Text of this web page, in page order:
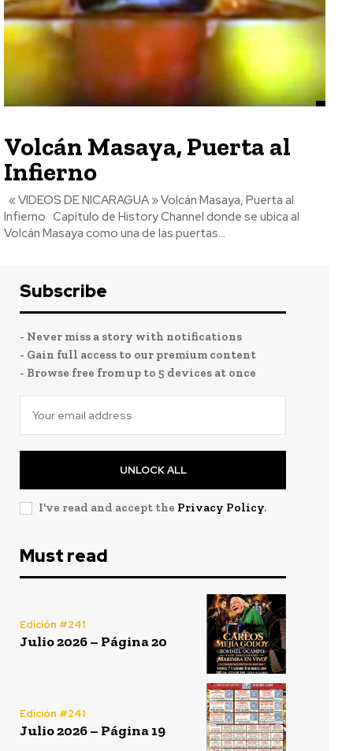
Volcán Masaya, Puerta al
Infierno
Infierno Capítulo de History Channel donde se ubica al
Volcán Masaya como una de las puertas...
Subscribe
- Never miss a story with notifications
- Gain full access to our premium content
- Browse free from up to 5 devices at once
UNLOCK ALL
I've read and accept the Privacy Policy.
Must read
Edición #241
Julio 2026 – Página 20
Edición #241
Julio 2026 – Página 19